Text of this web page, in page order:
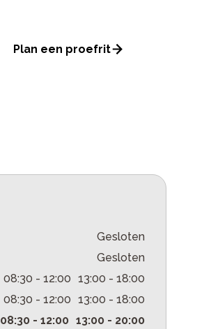
Plan een proefrit
Gesloten
Gesloten
08:30 - 12:00 13:00 - 18:00
08:30 - 12:00 13:00 - 18:00
08:30 - 12:00 13:00 - 20:00